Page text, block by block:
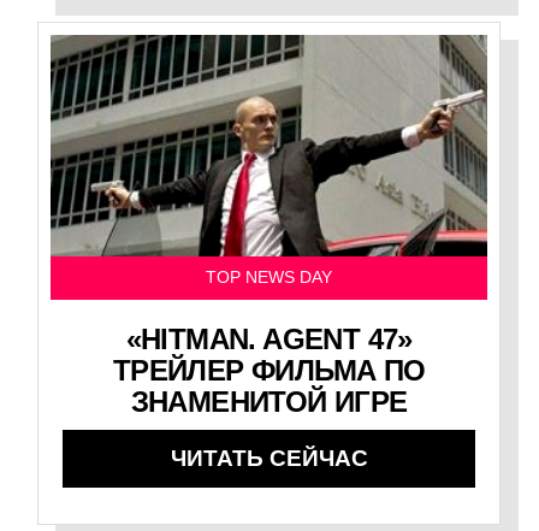
TOP NEWS DAY
«HITMAN. AGENT 47»
ТРЕЙЛЕР ФИЛЬМА ПО
ЗНАМЕНИТОЙ ИГРЕ
ЧИТАТЬ СЕЙЧАС